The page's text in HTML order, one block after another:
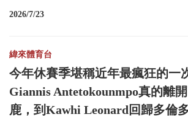
2026/7/23
緯來體育台
今年休賽季堪稱近年最瘋狂的一
Giannis Antetokounmpo真的離
鹿，到Kawhi Leonard回歸多倫